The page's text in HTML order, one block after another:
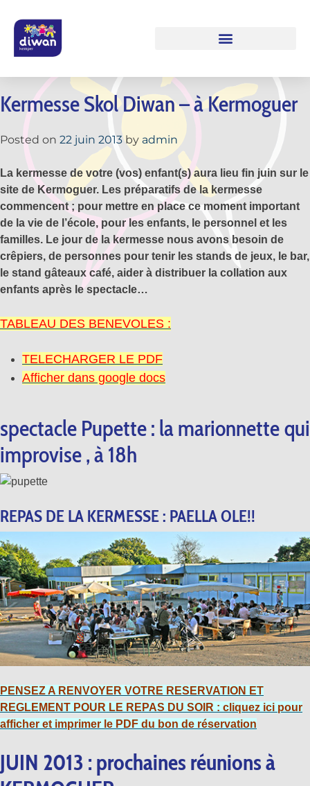
Kermesse Skol Diwan – à Kermoguer
Posted on 22 juin 2013by admin
La kermesse de votre (vos) enfant(s) aura lieu fin juin sur le
site de Kermoguer. Les préparatifs de la kermesse
commencent ; pour mettre en place ce moment important
de la vie de l’école, pour les enfants, le personnel et les
familles. Le jour de la kermesse nous avons besoin de
crêpiers, de personnes pour tenir les stands de jeux, le bar,
le stand gâteaux café, aider à distribuer la collation aux
enfants après le spectacle…
TABLEAU DES BENEVOLES :
TELECHARGER LE PDF
Afficher dans google docs
spectacle Pupette : la marionnette qui
improvise , à 18h
REPAS DE LA KERMESSE : PAELLA OLE!!
PENSEZ A RENVOYER VOTRE RESERVATION ET
REGLEMENT POUR LE REPAS DU SOIR : cliquez ici pour
afficher et imprimer le PDF du bon de réservation
JUIN 2013 : prochaines réunions à